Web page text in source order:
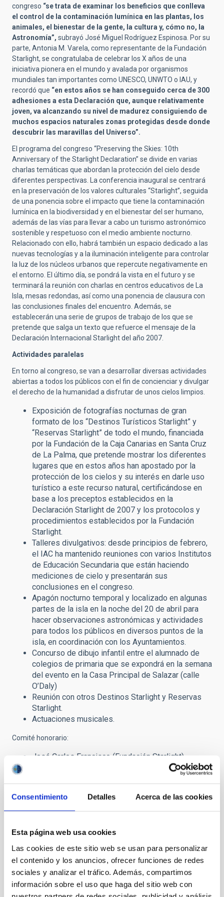
Consentimiento Detalles Acerca de las cookies
Esta página web usa cookies
Las cookies de este sitio web se usan para personalizar
el contenido y los anuncios, ofrecer funciones de redes
sociales y analizar el tráfico. Además, compartimos
información sobre el uso que haga del sitio web con
congreso “se trata de examinar los beneficios que conlleva
el control de la contaminación lumínica en las plantas, los
animales, el bienestar de la gente, la cultura y, cómo no, la
Astronomía”, subrayó José Miguel Rodríguez Espinosa. Por su
parte, Antonia M. Varela, como representante de la Fundación
Starlight, se congratulaba de celebrar los X años de una
iniciativa pionera en el mundo y avalada por organismos
mundiales tan importantes como UNESCO, UNWTO o IAU, y
recordó que “en estos años se han conseguido cerca de 300
adhesiones a esta Declaración que, aunque relativamente
joven, va alcanzando su nivel de madurez consiguiendo de
muchos espacios naturales zonas protegidas desde donde
descubrir las maravillas del Universo”.
El programa del congreso “Preserving the Skies: 10th
Anniversary of the Starlight Declaration” se divide en varias
charlas temáticas que abordan la protección del cielo desde
diferentes perspectivas. La conferencia inaugural se centrará
en la preservación de los valores culturales “Starlight”, seguida
de una ponencia sobre el impacto que tiene la contaminación
lumínica en la biodiversidad y en el bienestar del ser humano,
además de las vías para llevar a cabo un turismo astronómico
sostenible y respetuoso con el medio ambiente nocturno.
Relacionado con ello, habrá también un espacio dedicado a las
nuevas tecnologías y a la iluminación inteligente para controlar
la luz de los núcleos urbanos que repercute negativamente en
el entorno. El último día, se pondrá la vista en el futuro y se
terminará la reunión con charlas en centros educativos de La
Isla, mesas redondas, así como una ponencia de clausura con
las conclusiones finales del encuentro. Además, se
establecerán una serie de grupos de trabajo de los que se
pretende que salga un texto que refuerce el mensaje de la
Declaración Internacional Starlight del año 2007.
Actividades paralelas
En torno al congreso, se van a desarrollar diversas actividades
abiertas a todos los públicos con el fin de concienciar y divulgar
el derecho de la humanidad a disfrutar de unos cielos limpios.
Exposición de fotografías nocturnas de gran
formato de los “Destinos Turísticos Starlight” y
“Reservas Starlight” de todo el mundo, financiada
por la Fundación de la Caja Canarias en Santa Cruz
de La Palma, que pretende mostrar los diferentes
lugares que en estos años han apostado por la
protección de los cielos y su interés en darle uso
turístico a este recurso natural, certificándose en
base a los preceptos establecidos en la
Declaración Starlight de 2007 y los protocolos y
procedimientos establecidos por la Fundación
Starlight.
Talleres divulgativos: desde principios de febrero,
el IAC ha mantenido reuniones con varios Institutos
de Educación Secundaria que están haciendo
mediciones de cielo y presentarán sus
conclusiones en el congreso.
Apagón nocturno temporal y localizado en algunas
partes de la isla en la noche del 20 de abril para
hacer observaciones astronómicas y actividades
para todos los públicos en diversos puntos de la
isla, en coordinación con los Ayuntamientos.
Concurso de dibujo infantil entre el alumnado de
colegios de primaria que se expondrá en la semana
del evento en la Casa Principal de Salazar (calle
O’Daly)
Reunión con otros Destinos Starlight y Reservas
Starlight.
Actuaciones musicales.
Comité honorario:
José Carlos Francisco (Fundación Starlight)
Francisco Sánchez (IAC)
Nuria Sanz (UNESCO)
José Miguel Rodríguez Espinosa (IAC, presidente)
F. Javier Díaz Castro(IAC)
Cipriano Marín (UNESCO)
Casiana Muñoz Tuñón (IAC)